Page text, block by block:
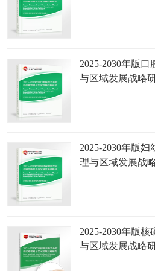
2025-2030年版
与区域发展战略
2025-2030年版
理与区域发展战
2025-2030年版
与区域发展战略